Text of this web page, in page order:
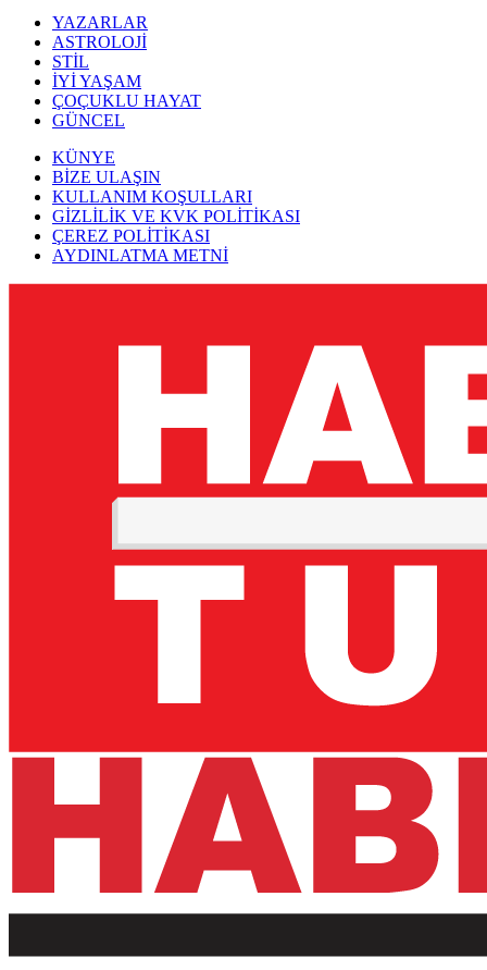
YAZARLAR
ASTROLOJİ
STİL
İYİ YAŞAM
ÇOÇUKLU HAYAT
GÜNCEL
KÜNYE
BİZE ULAŞIN
KULLANIM KOŞULLARI
GİZLİLİK VE KVK POLİTİKASI
ÇEREZ POLİTİKASI
AYDINLATMA METNİ